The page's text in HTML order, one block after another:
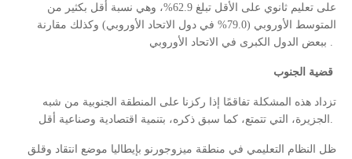
على تعليم ثانوي على الأقل تبلغ 62.9%، وهي نسبة أقل بكثير من
المتوسط الأوروبي (79.0% في دول الاتحاد الأوروبي) وكذلك مقارنة
ببعض الدول الكبرى في الاتحاد الأوروبي
قضية الجنوب
تزداد هذه المشكلة تفاقمًا إذا ركزنا على المنطقة الجنوبية من شبه
الجزيرة، التي تتمتع، كما سبق ذكره، بتنمية اقتصادية وصناعية أقل
ظل النظام التعليمي في منطقة ميزوجورنو بإيطاليا موضع انتقاد وقلق